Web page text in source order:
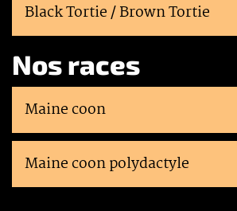
Black Tortie / Brown Tortie
Nos races
Maine coon
Maine coon polydactyle